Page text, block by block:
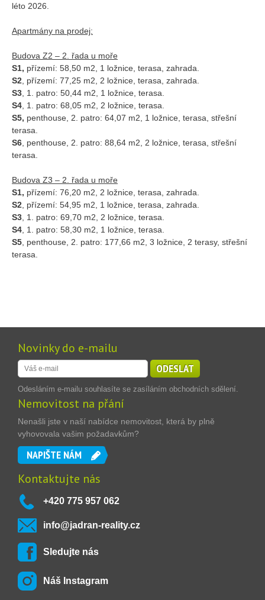
léto 2026.
Apartmány na prodej:
Budova Z2 – 2. řada u moře
S1, přízemí: 58,50 m2, 1 ložnice, terasa, zahrada.
S2 , přízemí: 77,25 m2, 2 ložnice, terasa, zahrada.
S3 , 1. patro: 50,44 m2, 1 ložnice, terasa.
S4 , 1. patro: 68,05 m2, 2 ložnice, terasa.
S5, penthouse, 2. patro: 64,07 m2, 1 ložnice, terasa, střešní
terasa.
S6 , penthouse, 2. patro: 88,64 m2, 2 ložnice, terasa, střešní
terasa.
Budova Z3 – 2. řada u moře
S1, přízemí: 76,20 m2, 2 ložnice, terasa, zahrada.
S2 , přízemí: 54,95 m2, 1 ložnice, terasa, zahrada.
S3 , 1. patro: 69,70 m2, 2 ložnice, terasa.
S4 , 1. patro: 58,30 m2, 1 ložnice, terasa.
S5 , penthouse, 2. patro: 177,66 m2, 3 ložnice, 2 terasy, střešní
terasa.
Novinky do e-mailu
ODESLAT
Odesláním e-mailu souhlasíte se zasíláním obchodních sdělení.
Nemovitost na přání
Nenašli jste v naší nabídce nemovitost, která by plně
vyhovovala vašim požadavkům?
NAPIŠTE NÁM
Kontaktujte nás
+420 775 957 062
info@jadran-reality.cz
Sledujte nás
Náš Instagram